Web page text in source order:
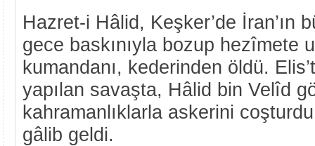
Hazret-i Hâlid, Keşker’de İran’ın
gece baskınıyla bozup hezîmete
kumandanı, kederinden öldü.
yapılan savaşta, Hâlid bin Velîd
kahramanlıklarla askerini
gâlib geldi.